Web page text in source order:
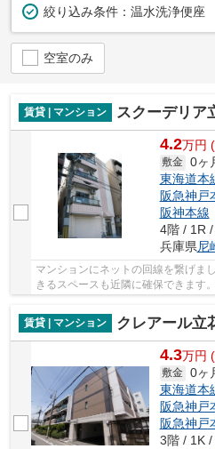
絞り込み条件： 温水洗浄便座
空室のみ
賃貸 | マンション スクーデリア
4.2万円
敷金 0ヶ
東海道本
阪急神戸
阪神本線
4階 / 1R
兵庫県尼
マンションにネットの回線を繋げま
きるスペースも近隣に確保できます
賃貸 | マンション
クレアール立
4.3万円
敷金 0ヶ
東海道本
阪急神戸
阪急神戸
3階 / 1K /